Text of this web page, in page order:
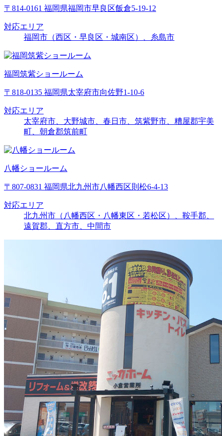
〒814-0161 福岡県福岡市早良区飯倉5-19-12
対応エリア
福岡市（西区・早良区・城南区）、糸島市
福岡筑紫ショールーム
〒818-0135 福岡県太宰府市向佐野1-10-6
対応エリア
太宰府市、大野城市、春日市、筑紫野市、糟屋郡宇美
町、朝倉郡筑前町
八幡ショールーム
〒807-0831 福岡県北九州市八幡西区則松6-4-13
対応エリア
北九州市（八幡西区・八幡東区・若松区）、鞍手郡、
遠賀郡、直方市、中間市